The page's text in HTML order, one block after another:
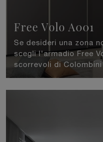
Free Volo A001
Se desideri una zona
scegli l'armadio Free
scorrevoli di Colombini